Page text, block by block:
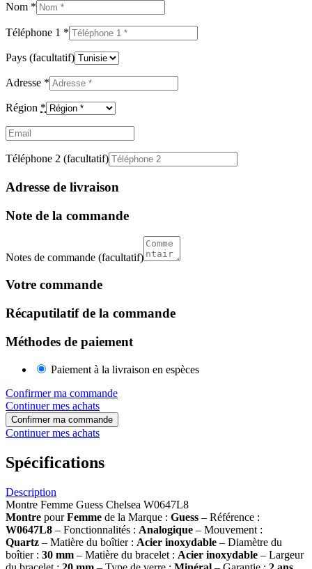
Nom *
Téléphone 1 *
Pays (facultatif)
Adresse *
Région *
Email
Téléphone 2 (facultatif)
Adresse de livraison
Note de la commande
Notes de commande (facultatif)
Votre commande
Récaputilatif de la commande
Méthodes de paiement
Paiement à la livraison en espèces
Confirmer ma commande
Continuer mes achats
Confirmer ma commande
Continuer mes achats
Spécifications
Description
Montre Femme Guess Chelsea W0647L8
Montre pourFemme de la Marque : Guess – Référence :
W0647L8 – Fonctionnalités : Analogique – Mouvement :
Quartz – Matière du boîtier : Acier inoxydable – Diamètre du
boîtier : 30 mm – Matière du bracelet : Acier inoxydable – Largeur